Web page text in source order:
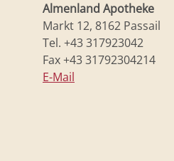
Almenland Apotheke
Markt 12, 8162 Passail
Tel. +43 317923042
Fax +43 31792304214
E-Mail